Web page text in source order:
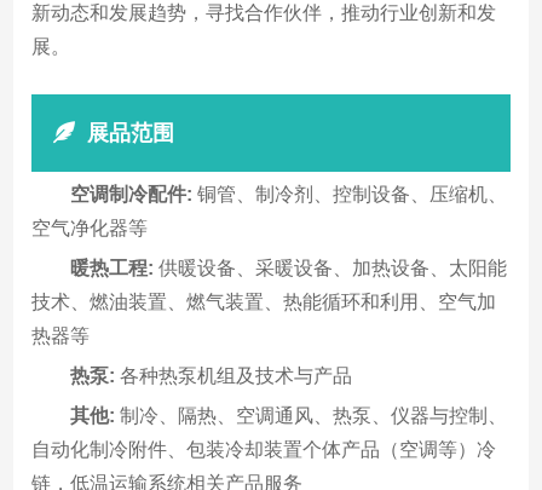
新动态和发展趋势，寻找合作伙伴，推动行业创新和发
展。
展品范围
空调制冷配件: 铜管、制冷剂、控制设备、压缩机、
空气净化器等
暖热工程: 供暖设备、采暖设备、加热设备、太阳能
技术、燃油装置、燃气装置、热能循环和利用、空气加
热器等
热泵: 各种热泵机组及技术与产品
其他: 制冷、隔热、空调通风、热泵、仪器与控制、
自动化制冷附件、包装冷却装置个体产品（空调等）冷
链，低温运输系统相关产品服务